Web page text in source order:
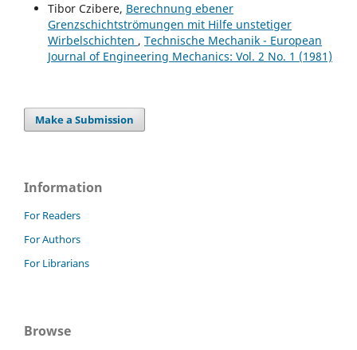
Tibor Czibere, Berechnung ebener
Grenzschichtströmungen mit Hilfe unstetiger
Wirbelschichten , Technische Mechanik - European
Journal of Engineering Mechanics: Vol. 2 No. 1 (1981)
Make a Submission
Information
For Readers
For Authors
For Librarians
Browse